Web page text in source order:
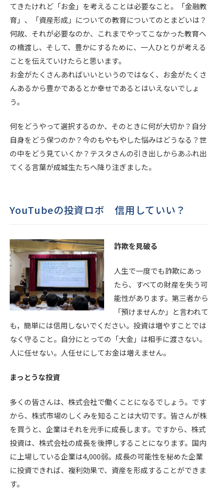
てきたけれど「お金」を考えることは必要なこと。「金融教
育」、「資産形成」についての教育についてのとまどいは？
何故、それが必要なのか、これまでやってこなかった教育へ
の橋渡し、そして、豊かにするために、一人ひとりが考える
ことを伝えていけたらと思います。
お金がたくさんあればいいというのではなく、お金がたくさ
んあるから豊かであるとか幸せであるとはいえないでしょ
う。
何をどうやって選択するのか、そのときに何が大切か？自分
自身をどう保つのか？今のもやもやした悩みはどうなる？世
の中をどう見ていくか？テスタさんの引き出しからあふれ出
てくる言葉が成城生たちへ降り注ぎました。
YouTubeの投資ロボ 信用していい？
詐欺を見破る
人生で一度でも詐欺にあっ
たら、すべての財産を失う可
能性があります。第三者から
「預けませんか」と言われて
も，簡単には信用しないでください。投資は増やすことでは
なく守ること。自分にとっての「大金」は相手に渡さない。
人に任せない。人任せにしてお金は増えません。
まっとうな投資
多くの皆さんは、株式会社で働くことになるでしょう。です
から、株式市場のしくみを知ることは大切です。皆さんが株
を買うと、企業はそれを元手に成長します。ですから、株式
投資は、株式会社の成長を後押しすることになります。国内
に上場している企業は4,000弱。成長の可能性を秘めた企業
に投資できれば、複利効果で、資産を形成することができま
す。